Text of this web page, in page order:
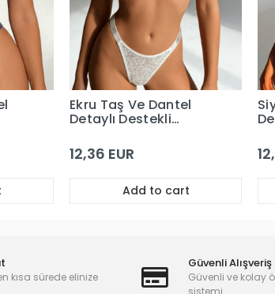
Ekru Taş Ve Dantel
Detaylı Destekli
12,36 EUR
Add to cart
kısa sürede elinize
Güvenli Alışveriş
Güvenli ve kolay